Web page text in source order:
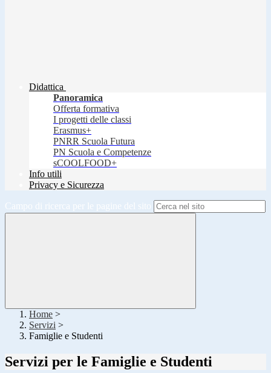
Didattica
Panoramica
Offerta formativa
I progetti delle classi
Erasmus+
PNRR Scuola Futura
PN Scuola e Competenze
sCOOLFOOD+
Info utili
Privacy e Sicurezza
Campo di ricerca per le pagine del sito
Home >
Servizi >
Famiglie e Studenti
Servizi per le Famiglie e Studenti